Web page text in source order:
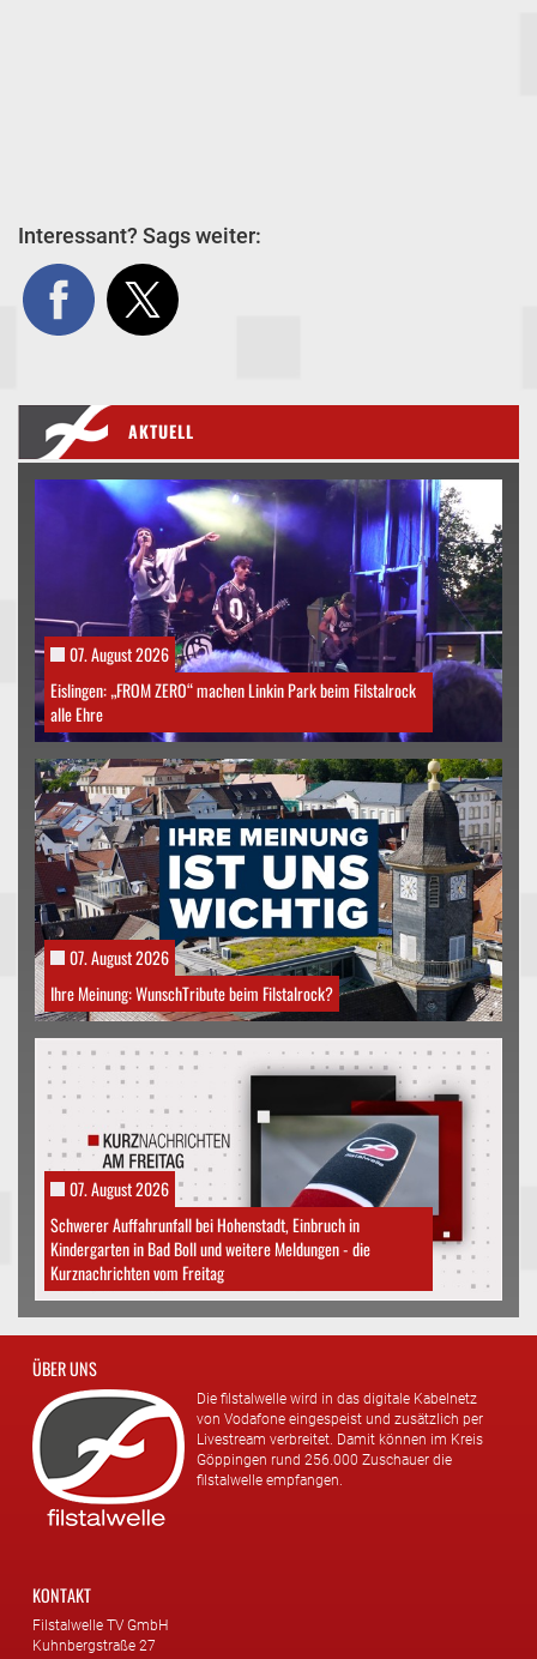
Interessant? Sags weiter:
AKTUELL
07. August 2026
Eislingen: „FROM ZERO“ machen Linkin Park beim Filstalrock
alle Ehre
07. August 2026
Ihre Meinung: WunschTribute beim Filstalrock?
07. August 2026
Schwerer Auffahrunfall bei Hohenstadt, Einbruch in
Kindergarten in Bad Boll und weitere Meldungen - die
Kurznachrichten vom Freitag
ÜBER UNS
Die filstalwelle wird in das digitale Kabelnetz
von Vodafone eingespeist und zusätzlich per
Livestream verbreitet. Damit können im Kreis
Göppingen rund 256.000 Zuschauer die
filstalwelle empfangen.
KONTAKT
Filstalwelle TV GmbH
Kuhnbergstraße 27